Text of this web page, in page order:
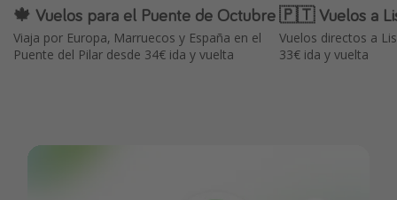
🍁 Vuelos para el Puente de Octubre
Viaja por Europa, Marruecos y España en el
Puente del Pilar desde 34€ ida y vuelta
🇵🇹 Vuelos a
Vuelos directos a
33€ ida y vuelta